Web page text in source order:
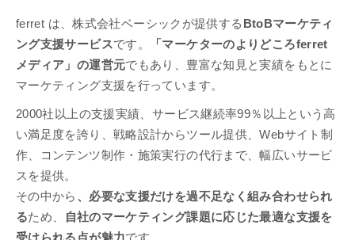
ferret は、株式会社ベーシックが提供する BtoBマーケティ
ング支援サービスです。
「マーケターのよりどころferret
メディア」の運営元でもあり、豊富な知見と実績をもとに
マーケティング支援を行っています。
2000社以上の支援実績、サービス継続率99％以上という高
い満足度を誇り、戦略設計からツール提供、Webサイト制
作、コンテンツ制作・施策実行の代行まで、幅広いサービ
スを提供。
その中から 、必要な支援だけを過不足なく組み合わせられ
るため、
自社のマーケティング課題に応じた最適な支援を
受けられる点が魅力です。